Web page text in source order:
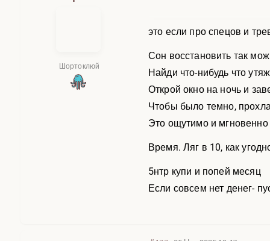
Шортоклюй
это если про спецов и
Сон восстановить так
Найди что-нибудь что
Открой окно на ночь и
Чтобы было темно,
Это ощутимо и мгновенно
Время. Ляг в 10, как
5нтр купи и попей месяц
Если совсем нет денег-